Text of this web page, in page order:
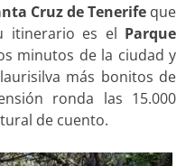
Cruz de Tenerife que
itinerario es el Parque
minutos de la ciudad y
más bonitos de
ronda las 15.000
de cuento.